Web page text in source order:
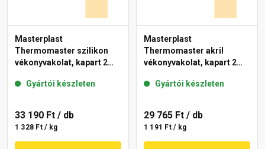
Masterplast
Thermomaster szilikon
vékonyvakolat, kapart 2
Gyártói készleten
33 190 Ft / db
1 328 Ft / kg
Masterplast
Thermomaster akril
vékonyvakolat, kapart 2
Gyártói készleten
29 765 Ft / db
1 191 Ft / kg